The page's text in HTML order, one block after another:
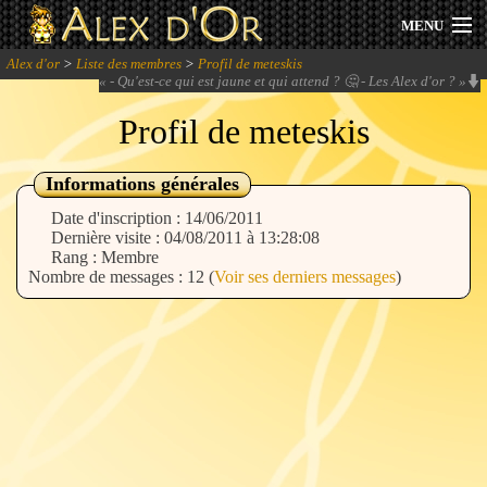
MENU
Actualités
Session 2026
Archives
Forum
Communauté
Alex d'or > Liste des membres > Profil de meteskis
« - Qu'est-ce qui est jaune et qui attend ? 🤔 - Les Alex d'or ? »
Profil de meteskis
Informations générales
Date d'inscription : 14/06/2011
Dernière visite : 04/08/2011 à 13:28:08
Rang : Membre
Nombre de messages : 12 (Voir ses derniers messages)